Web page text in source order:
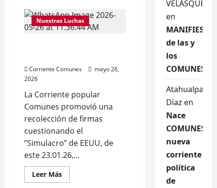
La
transición
invertida:
gobierno
postchavista
Nuestras Luchas
Corriente Comunes
mayo 26,
2026
La Corriente popular
Comunes promovió una
recolección de firmas
cuestionando el
“Simulacro” de EEUU, de
este 23.01.26,...
Leer MásLeer
más
VELÁSQUEZ
en
MANIFIESTO
de las y
los
COMUNES
Atahualpa
Díaz en
Nace
COMUNES,
nueva
corriente
política
de